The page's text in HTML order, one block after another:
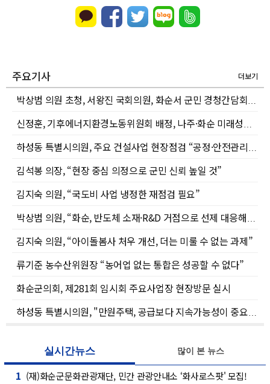
주요기사 더보기
박상범 의원 초청, 서왕진 국회의원, 화순서 군민 경청간담회 개최
신정훈, 기후에너지환경노동위원회 배정, 나주·화순 미래성장 이끈다
하성동 특별시의원, 주요 건설사업 현장점검 “공정·안전관리 철저해야”
김석봉 의장, “현장 중심 의정으로 군민 신뢰 높일 것”
김지숙 의원, “국도비 사업 냉정한 재점검 필요”
박상범 의원, “화순, 반도체 소재·R&D 거점으로 선제 대응해야”
김지숙 의원, “아이돌봄사 처우 개선, 더는 미룰 수 없는 과제”
류기준 농수산위원장 “농어업 없는 통합은 성공할 수 없다”
화순군의회, 제281회 임시회 주요사업장 현장방문 실시
하성동 특별시의원, "만원주택, 공급보다 지속가능성이 중요, 유지관리 대책 마련해야"
실시간뉴스
1 (재)화순군문화관광재단, 민간 관광안내소 ‘화사로스팟' 모집!
많이 본 뉴스